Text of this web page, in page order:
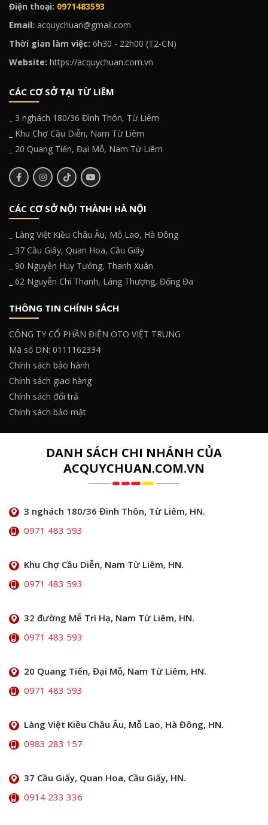
Điện thoại: 0971483593
Email: acquychuan@gmail.com
Thời gian làm việc: 6h30 - 22h00 (T2-CN)
Website: https://acquychuan.com.vn
CÁC CƠ SỞ TẠI TỪ LIÊM
_ 3 nghách 180/36 Đình Thôn, Từ Liêm
_ Khu Chợ Cầu Diễn, Nam Từ Liêm
_ 20 Quang Tiến, Đại Mỗ, Nam Từ Liêm
CÁC CƠ SỞ NỘI THÀNH HÀ NỘI
_ Làng Việt Kiều Châu Âu, Mỗ Lao, Hà Đông
_ 37 Cầu Giấy, Quan Hoa, Cầu Giấy
_ 90 Nguyễn Huy Tưởng, Thanh Xuân
_ 62 Nguyễn Chí Thanh, Láng Thượng, Đống Đa
THÔNG TIN CHÍNH SÁCH
CÔNG TY CỔ PHẦN ĐIỆN OTO VIỆT TRUNG
Mã số DN: 0111162334
Chính sách bảo hành
Chính sách giao hàng
Chính sách đổi trả
Chính sách bảo mật
DANH SÁCH CHI NHÁNH CỦA
ACQUYCHUAN.COM.VN
3 nghách 180/36 Đình Thôn, Từ Liêm, HN.
0971 483 593
Khu Chợ Cầu Diễn, Nam Từ Liêm, HN.
0971 483 593
32 đường Mễ Trì Hạ, Nam Từ Liêm, HN.
0971 483 593
20 Quang Tiến, Đại Mỗ, Nam Từ Liêm, HN.
0971 483 593
Làng Việt Kiều Châu Âu, Mỗ Lao, Hà Đông, HN.
0983 283 157
37 Cầu Giấy, Quan Hoa, Cầu Giấy, HN.
0914 233 336